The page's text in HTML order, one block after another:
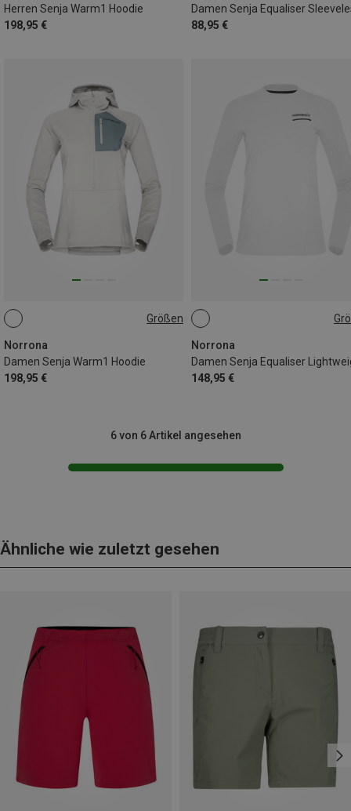
Herren Senja Warm1 Hoodie
198,95 €
88,95 €
Größen
Norrona
Damen Senja Warm1 Hoodie
198,95 €
XS
Norrona
148,95 €
XS
6 von 6 Artikel angesehen
Ähnliche wie zuletzt gesehen